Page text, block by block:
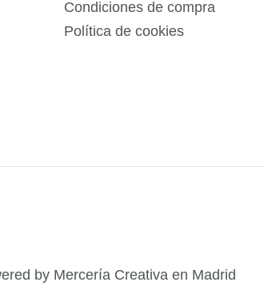
Condiciones de compra
Política de cookies
by Mercería Creativa en Madrid